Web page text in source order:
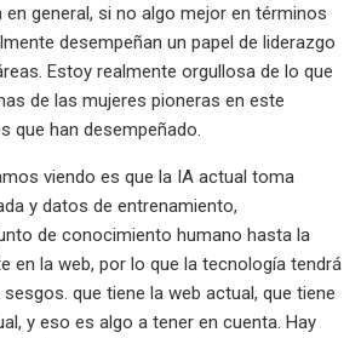
general, si no algo mejor en términos
desempeñan un papel de liderazgo
Estoy realmente orgullosa de lo que
de las mujeres pioneras en este
que han desempeñado.
viendo es que la IA actual toma
y datos de entrenamiento,
de conocimiento humano hasta la
en la web, por lo que la tecnología tendrá
que tiene la web actual, que tiene
y eso es algo a tener en cuenta. Hay